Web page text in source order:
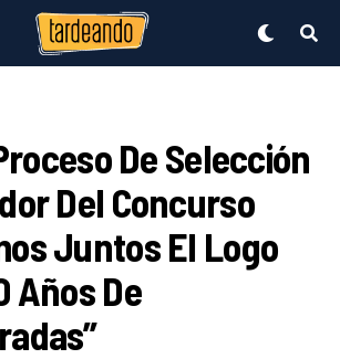
De Selección
Del Concurso
Juntos El Logo
Años De